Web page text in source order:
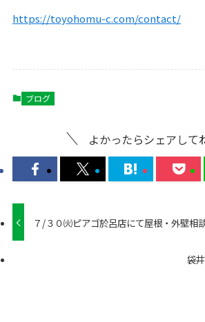
https://toyohomu-c.com/contact/
ブログ
よかったらシェアして
７/３０㈫ピアゴ於呂店にて屋根・外壁相
袋